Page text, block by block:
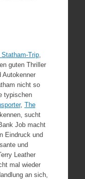
Trip,
guten Thriller
Autokenner
nicht so
typischen
, The
sucht
Job macht
Eindruck und
und
Leather
mal wieder
an sich,